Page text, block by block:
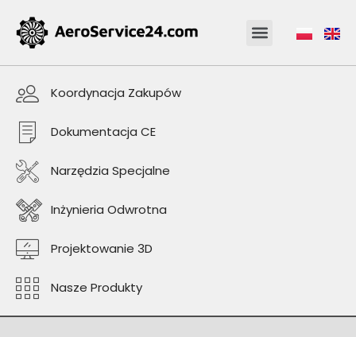
Koordynacja Zakupów
Dokumentacja CE
Narzędzia Specjalne
Inżynieria Odwrotna
Projektowanie 3D
Nasze Produkty